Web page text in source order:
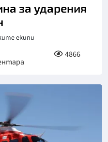
за ударения
екипи
4866